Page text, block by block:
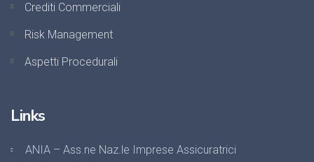
Crediti Commerciali
Risk Management
Aspetti Procedurali
Links
ANIA – Ass.ne Naz.le Imprese Assicuratrici